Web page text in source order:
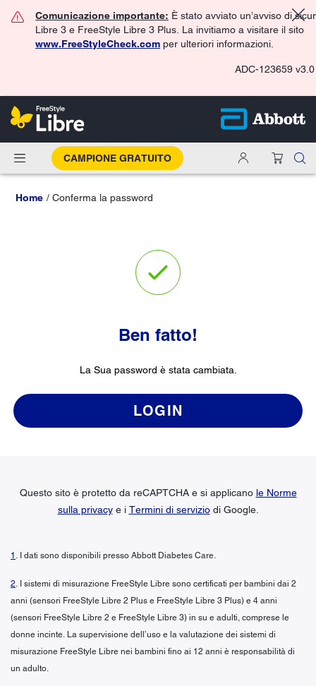
Comunicazione importante: È stato avviato un’avviso di
Libre 3 e FreeStyle Libre 3 Plus. La invitiamo a visitare il sito
www.FreeStyleCheck.com per ulteriori informazioni.
ADC-123659 v3.0
CAMPIONE GRATUITO
Home Conferma la password
Ben fatto!
La Sua password è stata cambiata.
LOGIN
Questo sito è protetto da reCAPTCHA e si applicano le Norme
sulla privacye i Termini di serviziodi Google.
1 . I dati sono disponibili presso Abbott Diabetes Care.
2. I sistemi di misurazione FreeStyle Libre sono certificati per bambini dai 2
anni (sensori FreeStyle Libre 2 Plus e FreeStyle Libre 3 Plus) e 4 anni
(sensori FreeStyle Libre 2 e FreeStyle Libre 3) in su e adulti, comprese le
donne incinte. La supervisione dell’uso e la valutazione dei sistemi di
misurazione FreeStyle Libre nei bambini fino ai 12 anni è responsabilità di
un adulto.